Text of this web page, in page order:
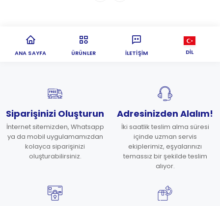
ANA SAYFA ÜRÜNLER İLETIŞIM DIL
Siparişinizi Oluşturun
İnternet sitemizden, Whatsapp
ya da mobil uygulamamızdan
kolayca siparişinizi
oluşturabilirsiniz.
Adresinizden Alalım!
İki saatlik teslim alma süresi
içinde uzman servis
ekiplerimiz, eşyalarınızı
temassız bir şekilde teslim
alıyor.